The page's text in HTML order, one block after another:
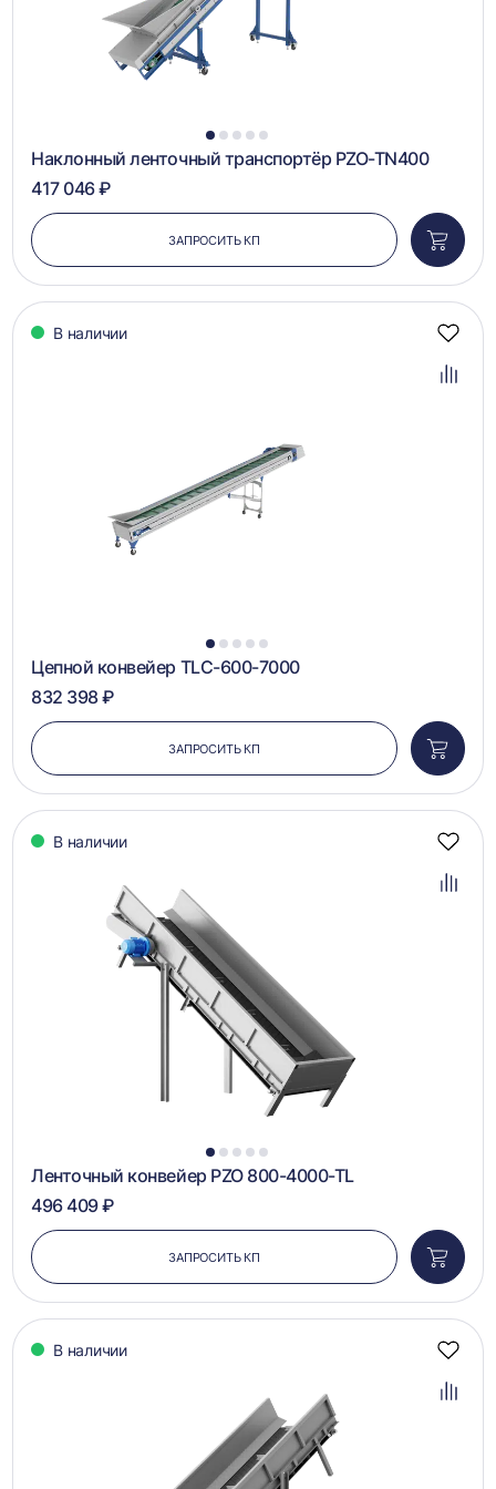
1 2 3 4 5
Наклонный ленточный транспортёр PZO-TN400
417 046 ₽
ЗАПРОСИТЬ КП
в
В наличии
1 2 3 4 5
Цепной конвейер TLC-600-7000
832 398 ₽
ЗАПРОСИТЬ КП
в
В наличии
1 2 3 4 5
Ленточный конвейер PZO 800-4000-TL
496 409 ₽
ЗАПРОСИТЬ КП
в
В наличии